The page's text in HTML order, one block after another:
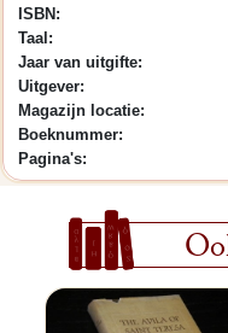
ISBN:
Taal:
Jaar van uitgifte:
Uitgever:
Magazijn locatie:
Boeknummer:
Pagina's: